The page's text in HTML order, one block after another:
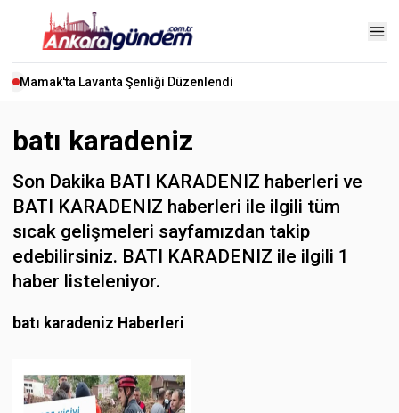
Mamak'ta Lavanta Şenliği Düzenlendi
batı karadeniz
Son Dakika BATI KARADENIZ haberleri ve
BATI KARADENIZ haberleri ile ilgili tüm
sıcak gelişmeleri sayfamızdan takip
edebilirsiniz. BATI KARADENIZ ile ilgili 1
haber listeleniyor.
batı karadeniz Haberleri